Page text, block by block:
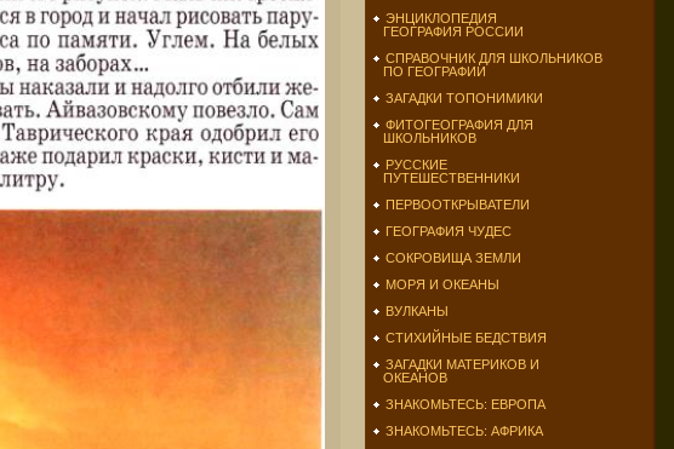
ЭНЦИКЛОПЕДИЯ
ГЕОГРАФИЯ РОССИИ
СПРАВОЧНИК ДЛЯ ШКОЛЬНИКОВ
ПО ГЕОГРАФИИ
ЗАГАДКИ ТОПОНИМИКИ
ФИТОГЕОГРАФИЯ ДЛЯ
ШКОЛЬНИКОВ
РУССКИЕ
ПУТЕШЕСТВЕННИКИ
ПЕРВООТКРЫВАТЕЛИ
ГЕОГРАФИЯ ЧУДЕС
СОКРОВИЩА ЗЕМЛИ
МОРЯ И ОКЕАНЫ
ВУЛКАНЫ
СТИХИЙНЫЕ БЕДСТВИЯ
ЗАГАДКИ МАТЕРИКОВ И
ОКЕАНОВ
ЗНАКОМЬТЕСЬ: ЕВРОПА
ЗНАКОМЬТЕСЬ: АФРИКА